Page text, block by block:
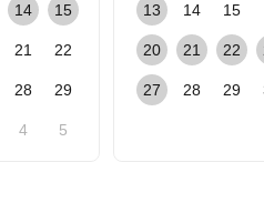
14 15
21 22
28 29
4 5
13 14 15
20 21 22
27 28 29